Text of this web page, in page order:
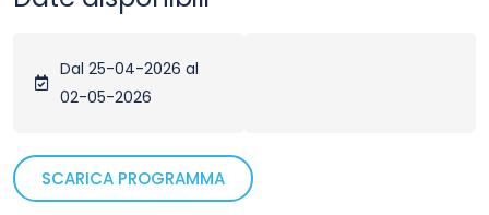
Dal 25-04-2026 al
02-05-2026
SCARICA PROGRAMMA